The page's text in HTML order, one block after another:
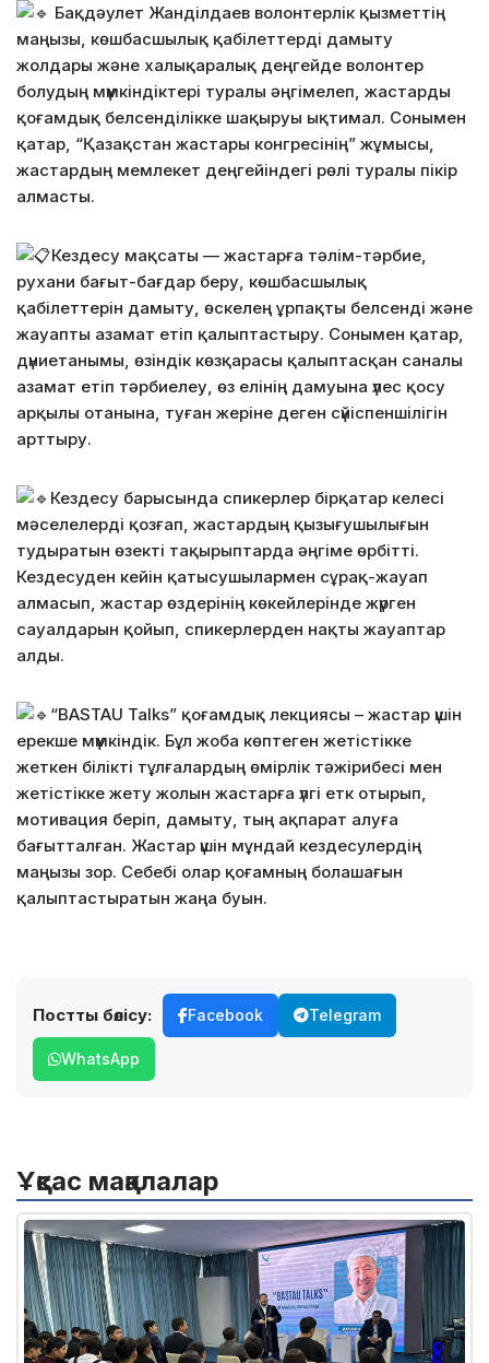
Бақдәулет Жанділдаев волонтерлік қызметтің
маңызы, көшбасшылық қабілеттерді дамыту
жолдары және халықаралық деңгейде волонтер
болудың мүмкіндіктері туралы әңгімелеп, жастарды
қоғамдық белсенділікке шақыруы ықтимал. Сонымен
қатар, “Қазақстан жастары конгресінің” жұмысы,
жастардың мемлекет деңгейіндегі рөлі туралы пікір
алмасты.
Кездесу мақсаты — жастарға тәлім-тәрбие,
рухани бағыт-бағдар беру, көшбасшылық
қабілеттерін дамыту, өскелең ұрпақты белсенді және
жауапты азамат етіп қалыптастыру. Сонымен қатар,
дүниетанымы, өзіндік көзқарасы қалыптасқан саналы
азамат етіп тәрбиелеу, өз елінің дамуына үлес қосу
арқылы отанына, туған жеріне деген сүйіспеншілігін
арттыру.
Кездесу барысында спикерлер бірқатар келесі
мәселелерді қозғап, жастардың қызығушылығын
тудыратын өзекті тақырыптарда әңгіме өрбітті.
Кездесуден кейін қатысушылармен сұрақ-жауап
алмасып, жастар өздерінің көкейлерінде жүрген
сауалдарын қойып, спикерлерден нақты жауаптар
алды.
“BASTAU Talks” қоғамдық лекциясы – жастар үшін
ерекше мүмкіндік. Бұл жоба көптеген жетістікке
жеткен білікті тұлғалардың өмірлік тәжірибесі мен
жетістікке жету жолын жастарға үлгі етк отырып,
мотивация беріп, дамыту, тың ақпарат алуға
бағытталған. Жастар үшін мұндай кездесулердің
маңызы зор. Себебі олар қоғамның болашағын
қалыптастыратын жаңа буын.
Постты бөлісу: Facebook Telegram
WhatsApp
Ұқсас мақалалар